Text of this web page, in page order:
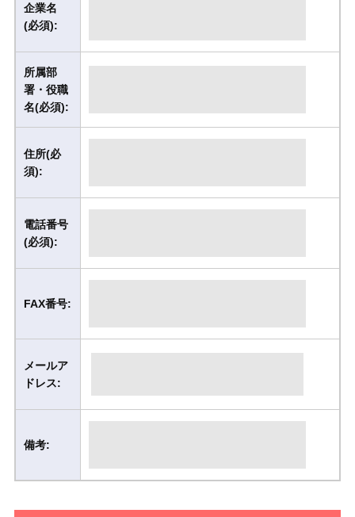
企業名
(必須):
所属部
署・役職
名(必須):
住所(必
須):
電話番号
(必須):
FAX番号:
メールア
ドレス:
備考: